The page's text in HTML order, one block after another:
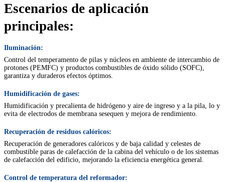
Escenarios de aplicación
principales:
Iluminación:
Control del temperamento de pilas y núcleos en ambiente de intercambio de
protones (PEMFC) y productos combustibles de óxido sólido (SOFC),
garantiza y duraderos efectos óptimos.
Humidificación de gases:
Humidificación y precalienta de hidrógeno y aire de ingreso y a la pila, lo y
evita de electrodos de membrana sesequen y mejora de rendimiento.
Recuperación de residuos calóricos:
Recuperación de generadores calóricos y de baja calidad y celestes de
combustible paras de calefacción de la cabina del vehículo o de los sistemas
de calefacción del edificio, mejorando la eficiencia energética general.
Control de temperatura del reformador: